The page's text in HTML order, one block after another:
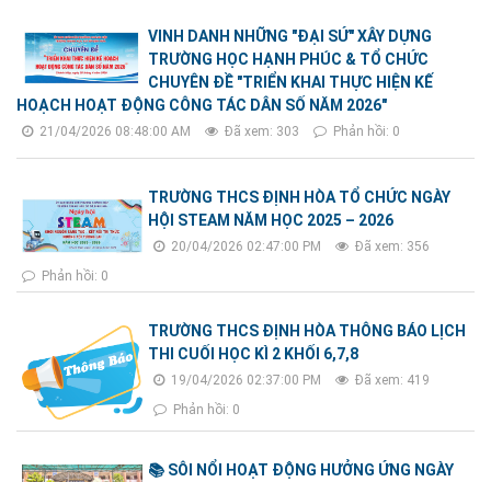
VINH DANH NHỮNG "ĐẠI SỨ" XÂY DỰNG
TRƯỜNG HỌC HẠNH PHÚC & TỔ CHỨC
CHUYÊN ĐỀ "TRIỂN KHAI THỰC HIỆN KẾ
HOẠCH HOẠT ĐỘNG CÔNG TÁC DÂN SỐ NĂM 2026"
21/04/2026 08:48:00 AM Đã xem: 303 Phản hồi: 0
TRƯỜNG THCS ĐỊNH HÒA TỔ CHỨC NGÀY
HỘI STEAM NĂM HỌC 2025 – 2026
20/04/2026 02:47:00 PM
Đã xem: 356
Phản hồi: 0
TRƯỜNG THCS ĐỊNH HÒA THÔNG BÁO LỊCH
THI CUỐI HỌC KÌ 2 KHỐI 6,7,8
19/04/2026 02:37:00 PM
Đã xem: 419
Phản hồi: 0
📚 SÔI NỔI HOẠT ĐỘNG HƯỞNG ỨNG NGÀY